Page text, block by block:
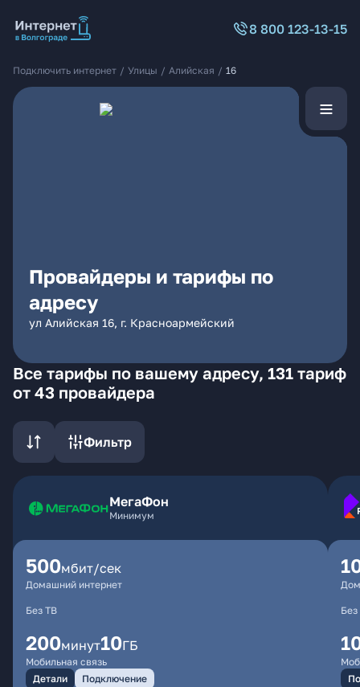
8 800 123-13-15
Подключить интернет / Улицы / Алийская / 16
Провайдеры и тарифы по
адресу
ул Алийская 16, г. Красноармейский
Все тарифы по вашему адресу, 131 тариф
от 43 провайдера
Фильтр
МегаФон
Минимум
500мбит/сек
Домашний интернет
Без ТВ
200минут10ГБ
Мобильная связь
Детали
Подключение